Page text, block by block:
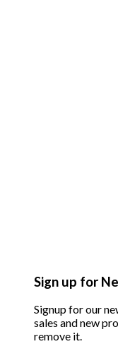
Sign up for
Signup for our
sales and new
remove it.